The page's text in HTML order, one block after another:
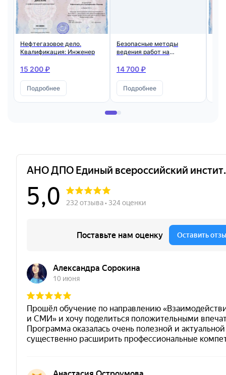
Нефтегазовое дело.
Квалификация: Инженер
15 200 ₽
Подробнее
Безопасные методы
ведения работ на
объектах с содержанием
14 700 ₽
Подробнее